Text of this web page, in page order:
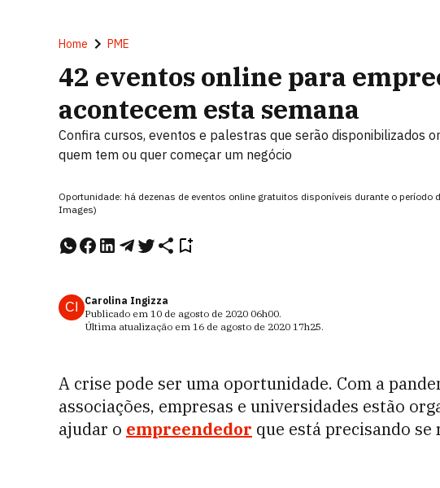
Home PME
42 eventos online para
acontecem esta semana
Confira cursos, eventos e palestras que serão disponibilizados
quem tem ou quer começar um negócio
Oportunidade: há dezenas de eventos online gratuitos disponíveis durante o
Images)
CI
Carolina Ingizza
Publicado em 10 de agosto de 2020 06h00.
Última atualização em 16 de agosto de 2020 17h25.
A crise pode ser uma oportunidade. Com a
associações, empresas e universidades estão
ajudar o empreendedor que está precisando